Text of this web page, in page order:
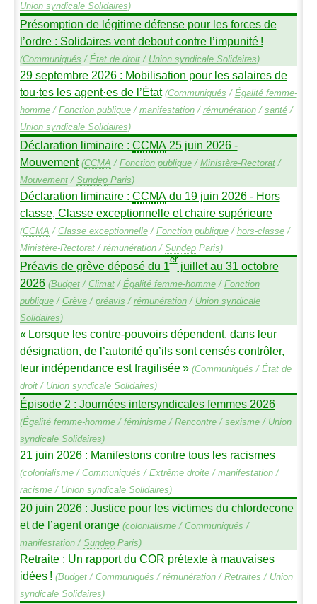
Union syndicale Solidaires)
Présomption de légitime défense pour les forces de
l’ordre : Solidaires vent debout contre l’impunité !
(Communiqués / État de droit/ Union syndicale Solidaires)
29 septembre 2026 : Mobilisation pour les salaires de
tou·tes les agent·es de l’État (Communiqués / Égalité femme-
homme/ Fonction publique/ manifestation/ rémunération/ santé/
Union syndicale Solidaires)
Déclaration liminaire : CCMA 25 juin 2026 -
Mouvement (CCMA / Fonction publique/ Ministère-Rectorat/
Mouvement/ SundepParis)
Déclaration liminaire : CCMAdu 19 juin 2026 - Hors
classe, Classe exceptionnelle et chaire supérieure
(CCMA / Classe exceptionnelle/ Fonction publique/ hors-classe/
Ministère-Rectorat/ rémunération/ SundepParis)
Préavis de grève déposé du 1erjuillet au 31 octobre
2026 (Budget/ Climat/ Égalité femme-homme/ Fonction
publique/ Grève/ préavis / rémunération/ Union syndicale
Solidaires)
« Lorsque les contre-pouvoirs dépendent, dans leur
désignation, de l’autorité qu’ils sont censés contrôler,
leur indépendance est fragilisée» (Communiqués / État de
droit/ Union syndicale Solidaires)
Épisode 2 : Journées intersyndicales femmes 2026
(Égalité femme-homme/ féminisme/ Rencontre/ sexisme/ Union
syndicale Solidaires)
21 juin 2026 : Manifestons contre tous les racismes
(colonialisme/ Communiqués / Extrême droite/ manifestation/
racisme/ Union syndicale Solidaires)
20 juin 2026 : Justice pour les victimes du chlordecone
et de l’agent orange (colonialisme/ Communiqués /
manifestation/ SundepParis)
Retraite : Un rapport du COR prétexte à mauvaises
idées ! (Budget/ Communiqués / rémunération/ Retraites / Union
syndicale Solidaires)